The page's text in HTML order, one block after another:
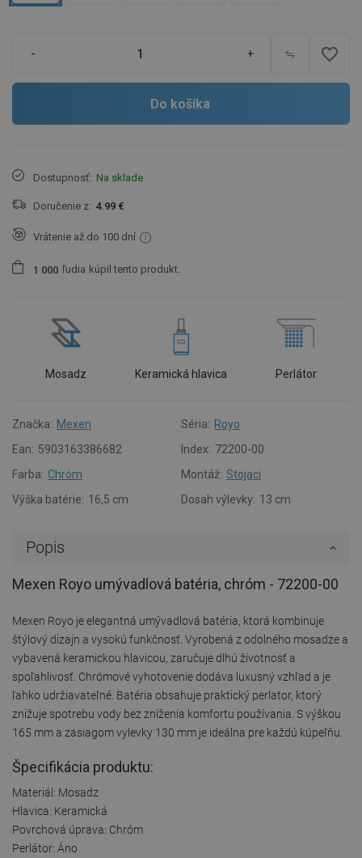
- + favorite_border
Do košíka
Dostupnosť: Na sklade
Doručenie z: 4.99 €
Vrátenie až do 100 dní
1 000 ľudia kúpil tento produkt.
Mosadz Keramická hlavica Perlátor
Značka: Mexen Séria: Royo
Ean: 5903163386682 Index: 72200-00
Farba: Chróm Montáž: Stojaci
Výška batérie: 16,5 cm Dosah výlevky: 13 cm
Popis
Mexen Royo umývadlová batéria, chróm - 72200-00
Mexen Royo je elegantná umývadlová batéria, ktorá kombinuje
štýlový dizajn a vysokú funkčnosť. Vyrobená z odolného mosadze a
vybavená keramickou hlavicou, zaručuje dlhú životnosť a
spoľahlivosť. Chrómové vyhotovenie dodáva luxusný vzhľad a je
ľahko udržiavateľné. Batéria obsahuje praktický perlator, ktorý
znižuje spotrebu vody bez zníženia komfortu používania. S výškou
165 mm a zasiagom vylevky 130 mm je ideálna pre každú kúpeľňu.
Špecifikácia produktu:
Materiál: Mosadz
Hlavica: Keramická
Povrchová úprava: Chróm
Perlátor: Áno